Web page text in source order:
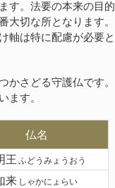
す。法要の本来の目的
大切な所となります。
軸は特に配慮が必要と
かさどる守護仏です。
ます。
仏名
王 ふどうみょうおう
来 しゃかにょらい